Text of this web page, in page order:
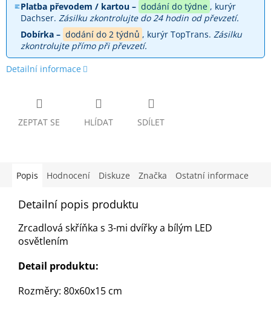
Platba převodem / kartou – dodání do týdne , kurýr
Dachser. Zásilku zkontrolujte do 24 hodin od převzetí.
Dobírka – dodání do 2 týdnů , kurýr TopTrans. Zásilku
zkontrolujte přímo při převzetí.
Detailní informace
ZEPTAT SE HLÍDAT SDÍLET
Popis Hodnocení Diskuze Značka Ostatní informace
Detailní popis produktu
Zrcadlová skříňka s 3-mi dvířky a bílým LED
osvětlením
Detail produktu:
Rozměry: 80x60x15 cm